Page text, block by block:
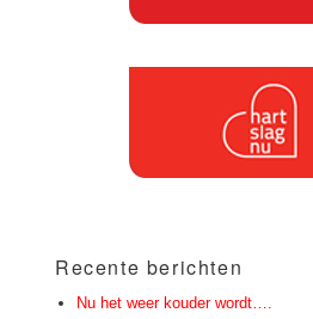
Recente berichten
Nu het weer kouder wordt….